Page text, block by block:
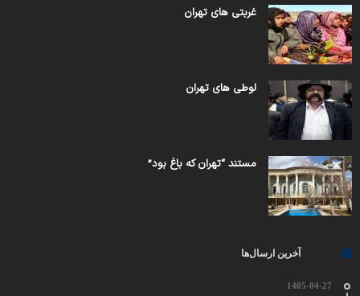
غربتی های تهران
لوطی های تهران
مستند “تهران که باغ بود”
آخرین ارسال‌ها
1405-04-27